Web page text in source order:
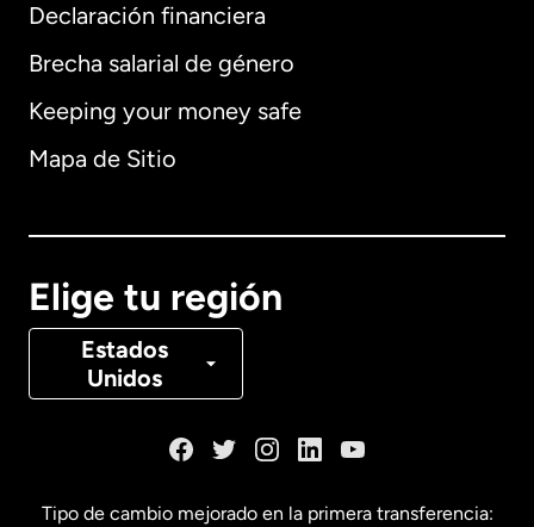
Declaración financiera
Brecha salarial de género
Keeping your money safe
Mapa de Sitio
Elige tu región
Estados
Unidos
Alemania
Canadá Français
Tipo de cambio mejorado en la primera transferencia: